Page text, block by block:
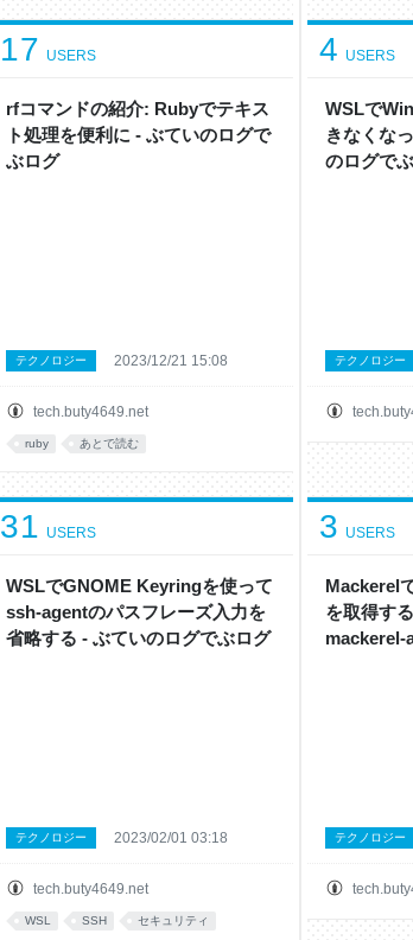
rfコマンドの紹介: Rubyでテキス
ト処理を便利に - ぶていのログで
ぶログ
17 USERS
tech.buty4649.net
テクノロジー 2023/12/21 15:08
ruby あとで読む
WSLで
きなくな
のログで
4 USERS
テクノロジー
WSLでGNOME Keyringを使って
ssh-agentのパスフレーズ入力を
省略する - ぶていのログでぶログ
31 USERS
tech.buty4649.net
テクノロジー 2023/02/01 03:18
WSL SSH セキュリティ
Mackerel
を取得す
mackerel-
3 USERS
テクノロジー